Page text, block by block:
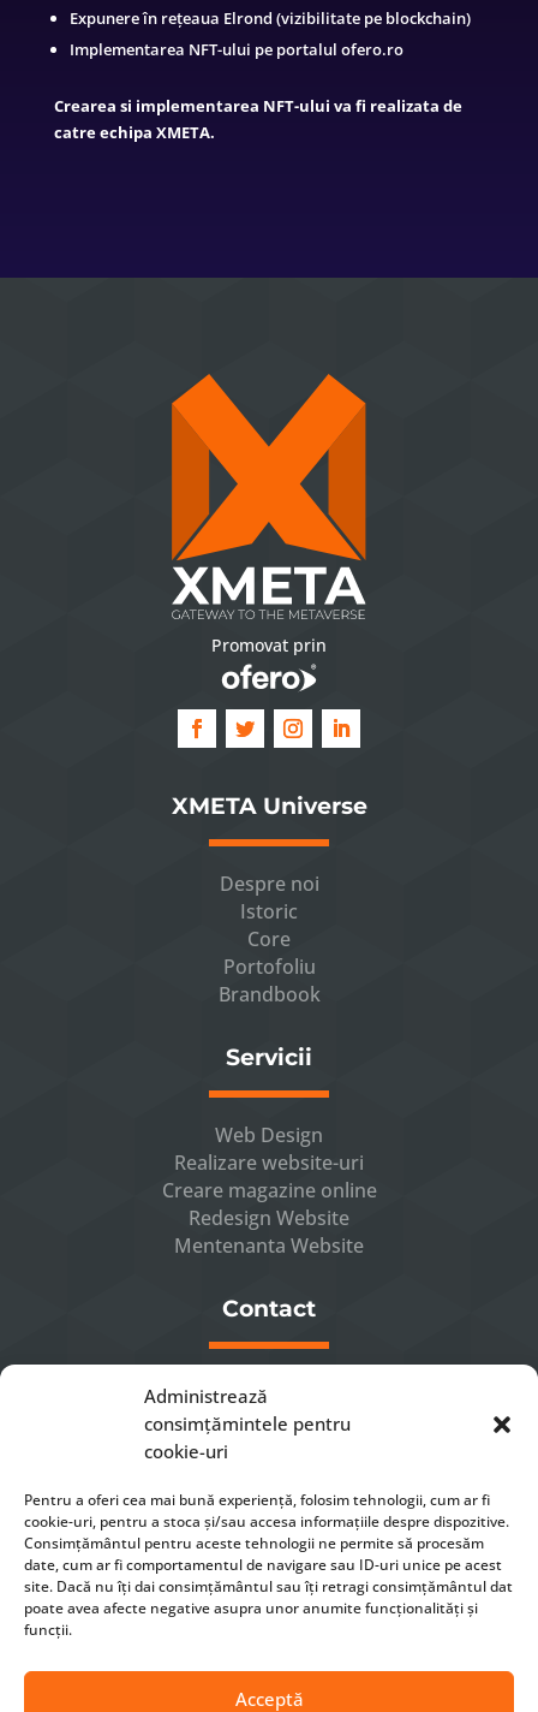
Administrează
consimțămintele pentru
cookie-uri
Pentru a oferi cea mai bună experiență, folosim tehnologii, cum ar fi
cookie-uri, pentru a stoca și/sau accesa informațiile despre dispozitive.
Consimțământul pentru aceste tehnologii ne permite să procesăm
date, cum ar fi comportamentul de navigare sau ID-uri unice pe acest
site. Dacă nu îți dai consimțământul sau îți retragi consimțământul dat
poate avea afecte negative asupra unor anumite funcționalități și
funcții.
Acceptă
Expunere în rețeaua Elrond (vizibilitate pe blockchain)
Implementarea NFT-ului pe portalul ofero.ro
Crearea si implementarea NFT-ului va fi realizata de
catre echipa XMETA.
Promovat prin
XMETA Universe
Despre noi
Istoric
Core
Portofoliu
Brandbook
Servicii
Web Design
Realizare website-uri
Creare magazine online
Redesign Website
Mentenanta Website
Contact
 Luni – Vineri 8 – 16
 0741232863
 office[at]xmeta.ro
CONTACTEAZA-NE